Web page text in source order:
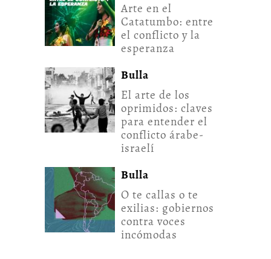
Arte en el
Catatumbo: entre
el conflicto y la
esperanza
Bulla
El arte de los
oprimidos: claves
para entender el
conflicto árabe-
israelí
Bulla
O te callas o te
exilias: gobiernos
contra voces
incómodas